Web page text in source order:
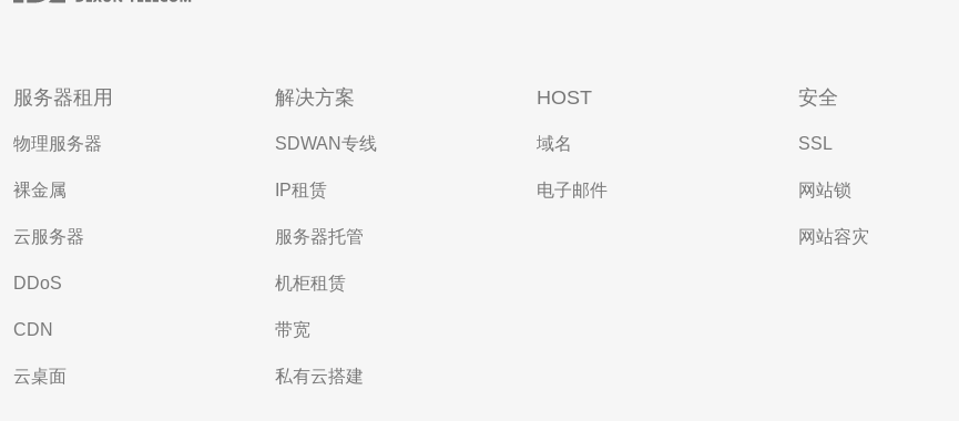
服务器租用
物理服务器
裸金属
云服务器
DDoS
CDN
云桌面
解决方案
SDWAN专线
IP租赁
服务器托管
机柜租赁
带宽
私有云搭建
HOST
域名
电子邮件
安全
SSL
网站锁
网站容灾